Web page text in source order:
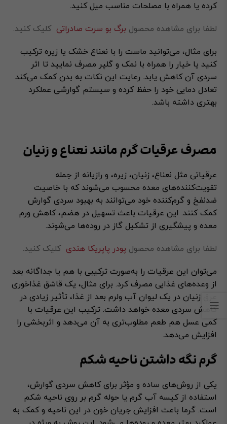
کرده یا همراه با مصلحات مناسب میل کنید.
لطفا برای مشاهده محصول برگ بو سرت صادراتی کلیک کنید.
برای مثال، می‌توانید ماست را با نعناع خشک یا زیره ترکیب
کنید یا خیار را همراه با نمک و گلپر مصرف نمایید تا اثر
سردی آن کاهش یابد. رعایت این نکات به بدن کمک می‌کند
تعادل دمایی خود را حفظ کرده و سیستم گوارشی عملکرد
بهتری داشته باشد.
مصرف عرقیات گرم مانند نعناع و زنیان
عرقیاتی مثل نعناع، زنیان، زیره، و رازیانه از جمله
تقویت‌کننده‌های معده محسوب می‌شوند که با خاصیت
ضدنفخ و گرم‌کننده خود می‌توانند به بهبود سردی گوارش
کمک کنند. این عرقیات باعث تسهیل در هضم، کاهش ورم
معده و پیشگیری از تشکیل گاز در روده‌ها می‌شوند.
لطفا برای مشاهده محصول پودر پاپریکا هندی کلیک کنید.
می‌توان این عرقیات را به‌صورت ترکیبی با هم یا جداگانه بعد
از وعده‌های غذایی مصرف کرد. برای مثال، یک قاشق غذاخوری
عرق زنیان در یک لیوان آب ولرم بعد از غذا، تأثیر زیادی در
کاهش سردی معده خواهد داشت. ترکیب این عرقیات با
کمی عسل هم طعم مطلوب‌تری به آن می‌دهد و اثربخشی را
افزایش می‌دهد.
گرم نگه داشتن ناحیه شکم
یکی از روش‌های ساده و مؤثر برای کاهش سردی گوارش،
استفاده از کیسه آب گرم یا حوله گرم بر روی ناحیه شکم
است. گرما باعث افزایش جریان خون در این ناحیه و کمک به